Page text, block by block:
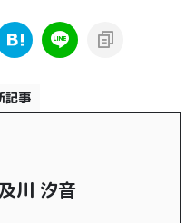
記事
川 汐音